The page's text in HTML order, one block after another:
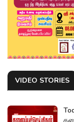
VIDEO STORIES